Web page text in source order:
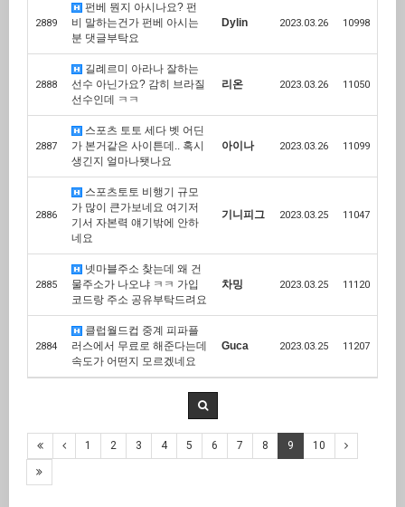
2889
펀베 뭔지 아시나요? 펀
비 말하는건가 펀베 아시는
분 댓글부탁요
Dylin 2023.03.26 10998
2888
길례르미 아라나 잘하는
선수 아닌가요? 감히 브라질
선수인데 ㅋㅋ
리온 2023.03.26 11050
2887
스포츠 토토 세다 벳 어딘
가 본거같은 사이튼데.. 혹시
생긴지 얼마나됏나요
아이나 2023.03.26 11099
2886
스포츠토토 비행기 규모
가 많이 큰가보네요 여기저
기서 자본력 얘기밖에 안하
네요
기니피그 2023.03.25 11047
2885
넷마블주소 찾는데 왜 건
물주소가 나오냐 ㅋㅋ 가입
코드랑 주소 공유부탁드려요
차밍 2023.03.25 11120
2884
클럽월드컵 중계 피파플
러스에서 무료로 해준다는데
속도가 어떤지 모르겠네요
Guca 2023.03.25 11207
1 2 3 4 5 6 7 8 9 10